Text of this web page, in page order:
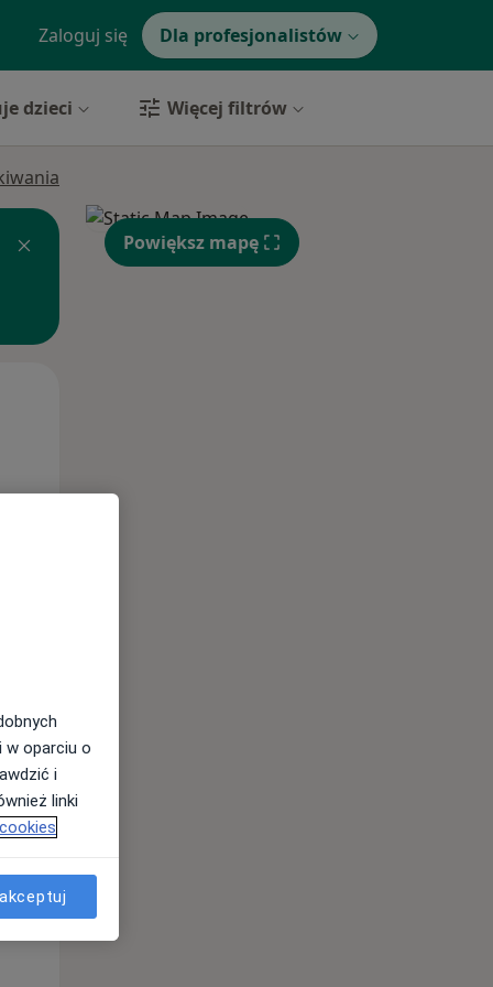
Zaloguj się Dla profesjonalistów
dzieci Więcej filtrów
Pon,
10 Sie
Powiększ mapę
w oparciu o
i
linki